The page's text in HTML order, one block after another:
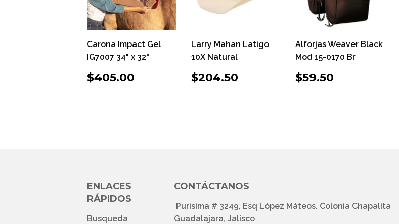
Carona Impact Gel
IG7007 34" x 32"
PRECIO
HABITUAL
$405.00 $405.00
Larry Mahan Latigo
10X Natural
PRECIO
HABITUAL
$204.50
Alforjas Weaver Black
Mod 15-0170 Br
PRECIO
HABITUAL
$59.50
ENLACES
RÁPIDOS
Busqueda
CONTÁCTANOS
Purisima # 3249, Esq López Máteos. Colonia Chapalita
Guadalajara, Jalisco